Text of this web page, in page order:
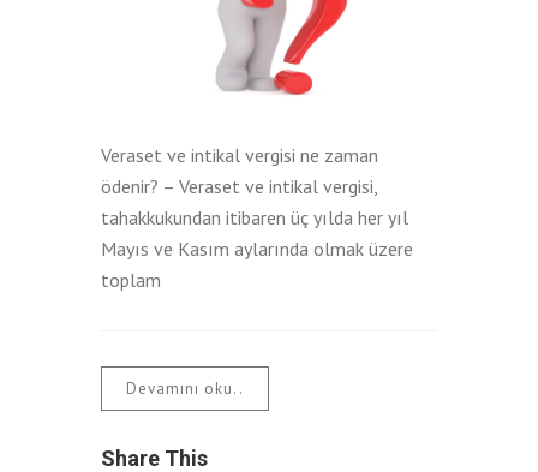
Veraset ve intikal vergisi ne zaman
ödenir? – Veraset ve intikal vergisi,
tahakkukundan itibaren üç yılda her yıl
Mayıs ve Kasım aylarında olmak üzere
toplam
Devamını oku..
Share This